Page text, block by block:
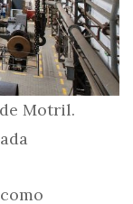
Motril.